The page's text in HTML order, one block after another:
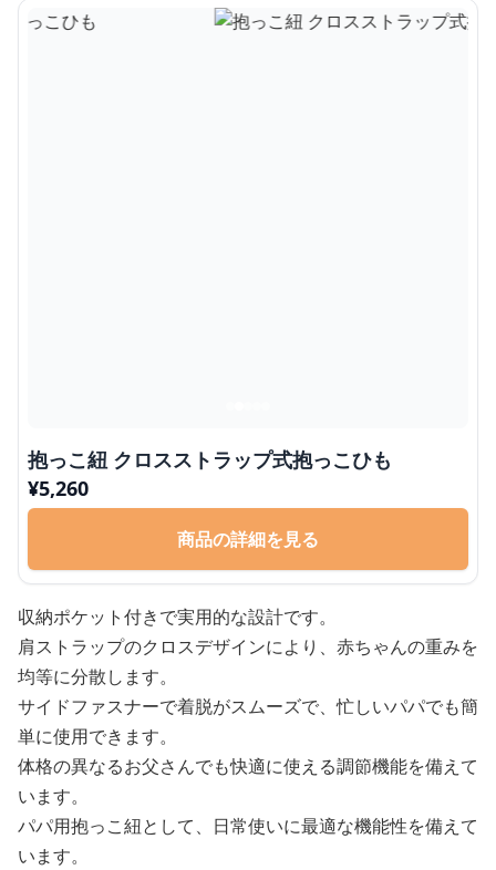
抱っこ紐 クロスストラップ式抱っこひも
¥5,260
商品の詳細を見る
収納ポケット付きで実用的な設計です。
肩ストラップのクロスデザインにより、赤ちゃんの重みを
均等に分散します。
サイドファスナーで着脱がスムーズで、忙しいパパでも簡
単に使用できます。
体格の異なるお父さんでも快適に使える調節機能を備えて
います。
パパ用抱っこ紐として、日常使いに最適な機能性を備えて
います。